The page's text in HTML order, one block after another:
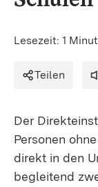
Lesezeit: 1
Teilen
Der
Personen
direkt in den
begleitend